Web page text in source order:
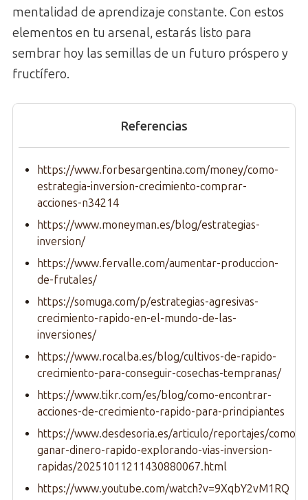
mentalidad de aprendizaje constante. Con estos
elementos en tu arsenal, estarás listo para
sembrar hoy las semillas de un futuro próspero y
fructífero.
Referencias
https://www.forbesargentina.com/money/como-
estrategia-inversion-crecimiento-comprar-
acciones-n34214
https://www.moneyman.es/blog/estrategias-
inversion/
https://www.fervalle.com/aumentar-produccion-
de-frutales/
https://somuga.com/p/estrategias-agresivas-
crecimiento-rapido-en-el-mundo-de-las-
inversiones/
https://www.rocalba.es/blog/cultivos-de-rapido-
crecimiento-para-conseguir-cosechas-tempranas/
https://www.tikr.com/es/blog/como-encontrar-
acciones-de-crecimiento-rapido-para-principiantes
https://www.desdesoria.es/articulo/reportajes/como-
ganar-dinero-rapido-explorando-vias-inversion-
rapidas/20251011211430880067.html
https://www.youtube.com/watch?v=9XqbY2vM1RQ